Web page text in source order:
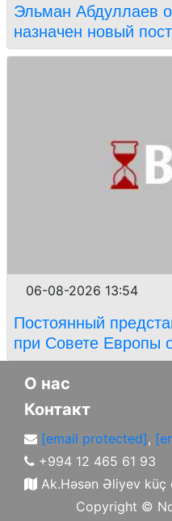
Эльман Абдуллаев
назначен новый
06-08-2026 13:54
Постоянный
при Совете Европы
О нас
Контакт
[email protected],
+994 12 465 61 93
Ak.Həsən Əliyev küç
Copyright ©